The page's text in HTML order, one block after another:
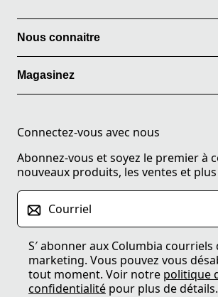
Nous connaitre
Magasinez
Connectez-vous avec nous
Abonnez-vous et soyez le premier à
nouveaux produits, les ventes et
Courriel
S′ abonner aux Columbia courriels
marketing. Vous pouvez vous
tout moment. Voir notre politique
confidentialité pour plus de détails.